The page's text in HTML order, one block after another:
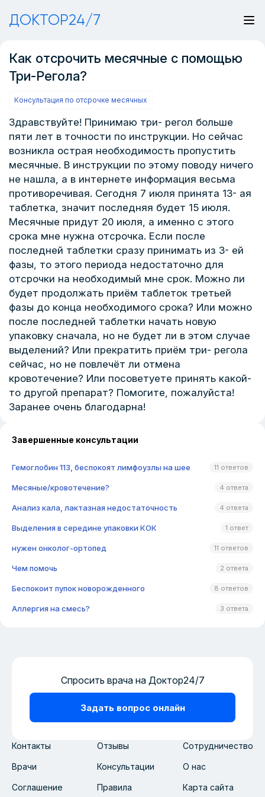
ДОКТОР24/7
Как отсрочить месячные с помощью
Три-Регола?
Консультация по отсрочке месячных
Здравствуйте! Принимаю три- регол больше
пяти лет в точности по инструкции. Но сейчас
возникла острая необходимость пропустить
месячные. В инструкции по этому поводу ничего
не нашла, а в интернете информация весьма
противоречивая. Сегодня 7 июля принята 13- ая
таблетка, значит последняя будет 15 июля.
Месячные придут 20 июля, а именно с этого
срока мне нужна отсрочка. Если после
последней таблетки сразу принимать из 3- ей
фазы, то этого периода недостаточно для
отсрочки на необходимый мне срок. Можно ли
будет продолжать приём таблеток третьей
фазы до конца необходимого срока? Или можно
после последней таблетки начать новую
упаковку сначала, но не будет ли в этом случае
выделений? Или прекратить приём три- регола
сейчас, но не повлечёт ли отмена
кровотечение? Или посоветуете принять какой-
то другой препарат? Помогите, пожалуйста!
Заранее очень благодарна!
Завершенные консультации
Гемоглобин 113, беспокоят лимфоузлы на шее 11 ответов
Месяные/кровотечение? 4 ответа
Анализ кала, лактазная недостаточность 4 ответа
Выделения в середине упаковки КОК 1 ответ
нужен онколог-ортопед 11 ответов
Чем помочь 2 ответа
Беспокоит пупок новорожденного 8 ответов
Аллергия на смесь? 3 ответа
Контакты Отзывы Сотрудничество
Врачи Консультации О нас
Соглашение Правила Карта сайта
Спросить врача на Доктор24/7
Задать вопрос онлайн